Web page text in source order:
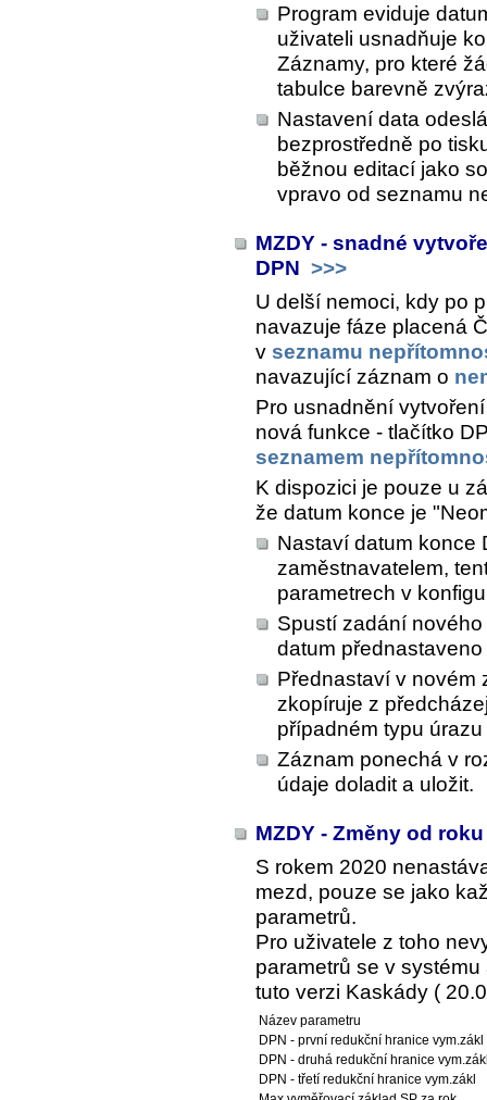
Program eviduje
uživateli usnadňuje
Záznamy, pro které
tabulce barevně
Nastavení data
bezprostředně po
běžnou editací jako
vpravo od seznamu
MZDY - snadné
DPN >>>
U delší nemoci, kdy po
navazuje fáze placená
v seznamu
navazující záznam o
Pro usnadnění
nová funkce - tlačítko
seznamem
K dispozici je pouze u
že datum konce je
Nastaví datum konce
zaměstnavatelem,
parametrech v
Spustí zadání
datum
Přednastaví v novém
zkopíruje z
případném typu
Záznam ponechá v
údaje doladit a uložit.
MZDY - Změny od
S rokem 2020
mezd, pouze se jako
parametrů.
Pro uživatele z toho
parametrů se v
tuto verzi Kaskády (
Název parametru
DPN - první redukční hranice vym.zákl
DPN - druhá redukční hranice
DPN - třetí redukční hranice vym.zákl